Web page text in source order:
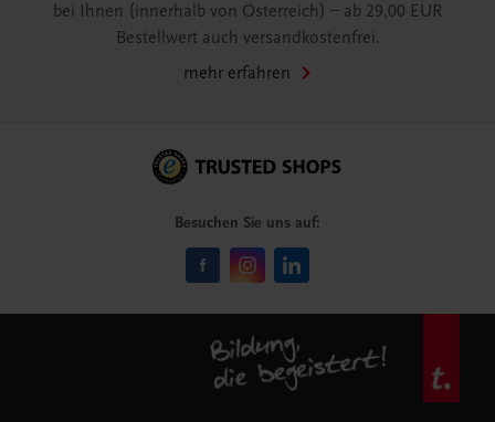
bei Ihnen (innerhalb von Österreich) – ab 29,00 EUR
Bestellwert auch versandkostenfrei.
mehr erfahren
Besuchen Sie uns auf: